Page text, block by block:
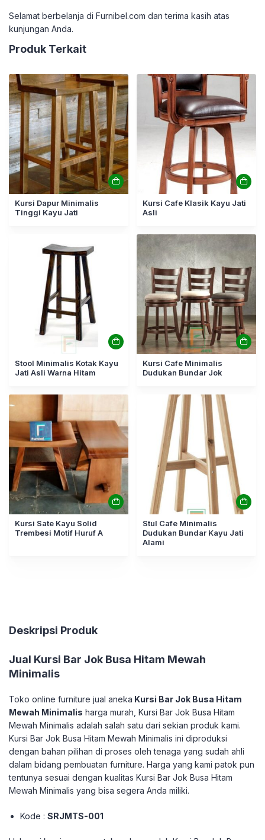
Selamat berbelanja di Furnibel.com dan terima kasih atas
kunjungan Anda.
Produk Terkait
Kursi Dapur Minimalis
Tinggi Kayu Jati
Kursi Cafe Klasik Kayu Jati
Asli
Stool Minimalis Kotak Kayu
Jati Asli Warna Hitam
Kursi Cafe Minimalis
Dudukan Bundar Jok
Kursi Sate Kayu Solid
Trembesi Motif Huruf A
Stul Cafe Minimalis
Dudukan Bundar Kayu Jati
Alami
Deskripsi Produk
Jual Kursi Bar Jok Busa Hitam Mewah
Minimalis
Toko online furniture jual aneka Kursi Bar Jok Busa Hitam
Mewah Minimalis harga murah, Kursi Bar Jok Busa Hitam
Mewah Minimalis adalah salah satu dari sekian produk kami.
Kursi Bar Jok Busa Hitam Mewah Minimalis ini diproduksi
dengan bahan pilihan di proses oleh tenaga yang sudah ahli
dalam bidang pembuatan furniture. Harga yang kami patok pun
tentunya sesuai dengan kualitas Kursi Bar Jok Busa Hitam
Mewah Minimalis yang bisa segera Anda miliki.
Kode :SRJMTS-001